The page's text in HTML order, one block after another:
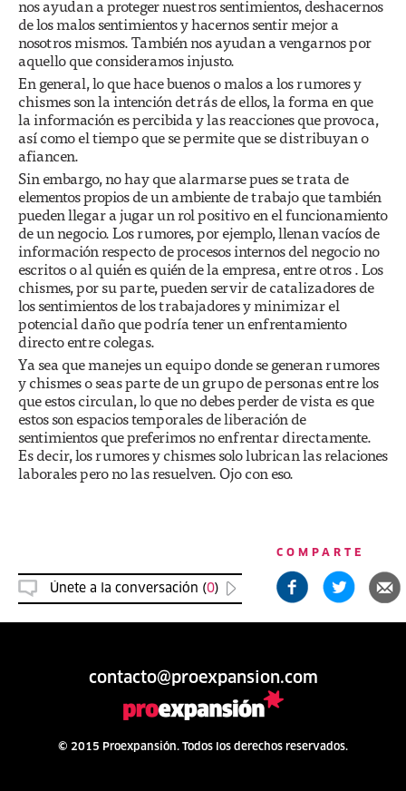
nos ayudan a proteger nuestros sentimientos, deshacernos
de los malos sentimientos y hacernos sentir mejor a
nosotros mismos. También nos ayudan a vengarnos por
aquello que consideramos injusto.
En general, lo que hace buenos o malos a los rumores y
chismes son la intención detrás de ellos, la forma en que
la información es percibida y las reacciones que provoca,
así como el tiempo que se permite que se distribuyan o
afiancen.
Sin embargo, no hay que alarmarse pues se trata de
elementos propios de un ambiente de trabajo que también
pueden llegar a jugar un rol positivo en el funcionamiento
de un negocio. Los rumores, por ejemplo, llenan vacíos de
información respecto de procesos internos del negocio no
escritos o al quién es quién de la empresa, entre otros . Los
chismes, por su parte, pueden servir de catalizadores de
los sentimientos de los trabajadores y minimizar el
potencial daño que podría tener un enfrentamiento
directo entre colegas.
Ya sea que manejes un equipo donde se generan rumores
y chismes o seas parte de un grupo de personas entre los
que estos circulan, lo que no debes perder de vista es que
estos son espacios temporales de liberación de
sentimientos que preferimos no enfrentar directamente.
Es decir, los rumores y chismes solo lubrican las relaciones
laborales pero no las resuelven. Ojo con eso.
Únete a la conversación (0)
COMPARTE
contacto@proexpansion.com
© 2015 Proexpansión. Todos los derechos reservados.